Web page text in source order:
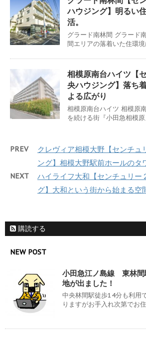
ハウジング】明るい
活。
グラード南林間 グラード
間エリアの落着いた住環
相模原南台ハイツ【
央ハウジング】落ち
よる広がり
相模原南台ハイツ 相模原
を続ける街『小田急相模
PREV
クレヴィア相模大野【センチュ
ング】相模大野駅前ホールのタ
NEXT
ハイライフ大和【センチュリー
グ】大和という街から始まる空
購読する
NEW POST
小田急江ノ島線 東林
地が出ました！
中央林間駅徒歩14分も利用
りますがお手入れ次第でお